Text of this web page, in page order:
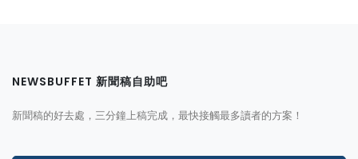
NEWSBUFFET 新聞稿自助吧
新聞稿的好去處，三分鐘上稿完成，最快接觸最多讀者的方案！